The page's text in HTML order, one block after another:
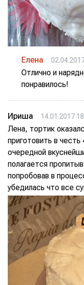
Елена
Отлично и
понравилось!
Ириша 14.01.2017
Лена, тортик
приготовить в
очередной
полагается
попробовав в
убедилась что все